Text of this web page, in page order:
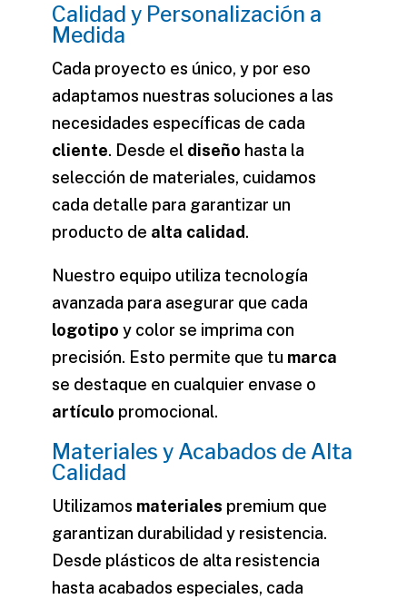
Calidad y Personalización a
Medida
Cada proyecto es único, y por eso
adaptamos nuestras soluciones a las
necesidades específicas de cada
cliente. Desde el diseño hasta la
selección de materiales, cuidamos
cada detalle para garantizar un
producto de alta calidad.
Nuestro equipo utiliza tecnología
avanzada para asegurar que cada
logotipo y color se imprima con
precisión. Esto permite que tu marca
se destaque en cualquier envase o
artículo promocional.
Materiales y Acabados de Alta
Calidad
Utilizamos materiales premium que
garantizan durabilidad y resistencia.
Desde plásticos de alta resistencia
hasta acabados especiales, cada